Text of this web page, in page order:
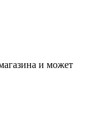
и может